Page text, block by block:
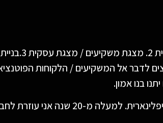
לדבר אל המשקיעים / הלקוחות
בנו אמון.
שמי אילנית שביט, יוצרת מולטי-